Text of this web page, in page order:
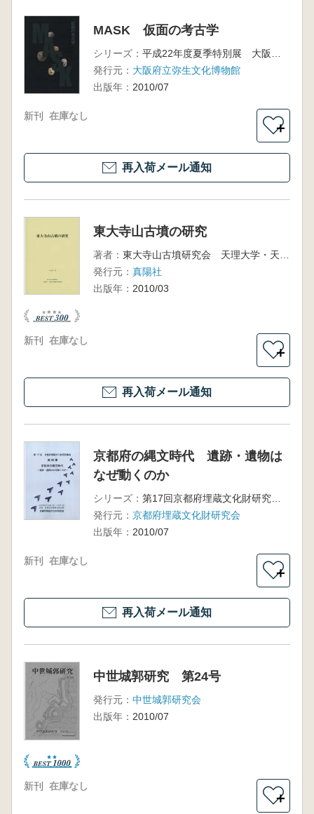
MASK 仮面の考古学
シリーズ：
発行元： 大阪府立弥生文化博物館
出版年： 2010/07
新刊 在庫なし
＋
再入荷メール通知
東大寺山古墳の研究
著者：
発行元： 真陽社
出版年： 2010/03
新刊 在庫なし
＋
再入荷メール通知
京都府の縄文時代 遺跡・遺物は
なぜ動くのか
シリーズ：
第17回京都府埋蔵文化財研究集会資料集
発行元： 京都府埋蔵文化財研究会
出版年： 2010/07
新刊 在庫なし
＋
再入荷メール通知
中世城郭研究 第24号
発行元： 中世城郭研究会
出版年： 2010/07
新刊 在庫なし
＋